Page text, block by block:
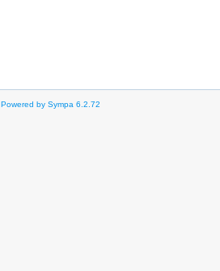
Powered by Sympa 6.2.72